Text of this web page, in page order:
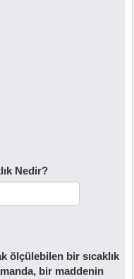
Nedir?
ölçülebilen bir sıcaklık
bir maddenin